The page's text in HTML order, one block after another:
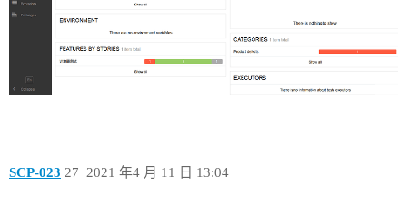
SCP-023 2021 年4 月 11 日 13:04
27